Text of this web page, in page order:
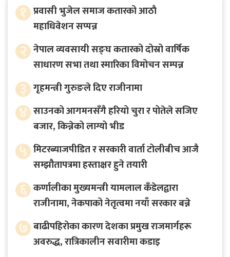
१ प्रवासी भुजेल समाज कतारको आठाै
महाधिवेशन सप्पन्न
२ नेपाल व्यवसायी सङ्घ कतारको दोस्रो वार्षिक
साधारण सभा तथा स्मारिका विमोचन सम्पन्न
३ गृहमन्त्री गुरुङले दिए राजीनामा
४ साउनको आगमनसँगै हरियो चुरा र पोतेले सजिए
बजार, किन्नेको लाग्यो भीड
५ मिटरब्याजपीडित र सरकारी वार्ता टोलीबीच आजै
सम्झौतापत्रमा हस्ताक्षर हुने तयारी
६ कर्णालीका मुख्यमन्त्री यामलाल कँडेलद्वारा
राजीनामा, नेकपाको नेतृत्वमा नयाँ सरकार बन्ने
७ बाढीपहिरोका कारण देशका प्रमुख राजमार्गहरू
अवरुद्ध, रात्रिकालीन सवारीमा कडाइ